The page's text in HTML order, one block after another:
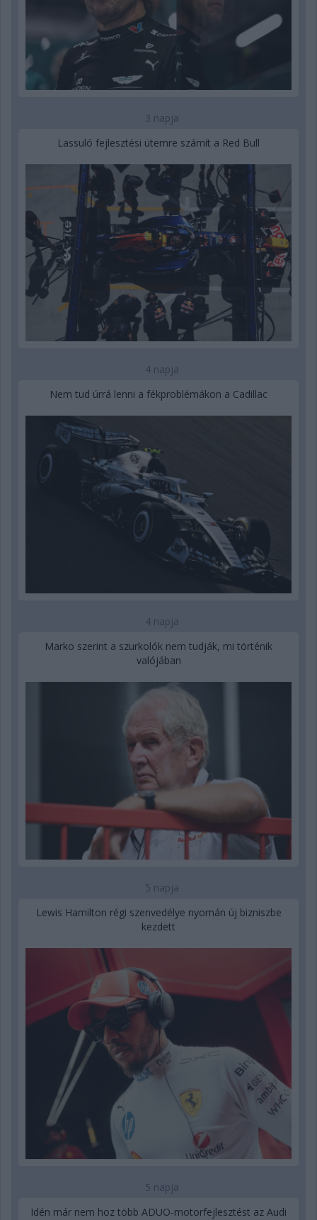
3 napja
Lassuló fejlesztési ütemre számít a Red Bull
4 napja
Nem tud úrrá lenni a fékproblémákon a Cadillac
4 napja
Marko szerint a szurkolók nem tudják, mi történik
valójában
5 napja
Lewis Hamilton régi szenvedélye nyomán új bizniszbe
kezdett
5 napja
Idén már nem hoz több ADUO-motorfejlesztést az Audi